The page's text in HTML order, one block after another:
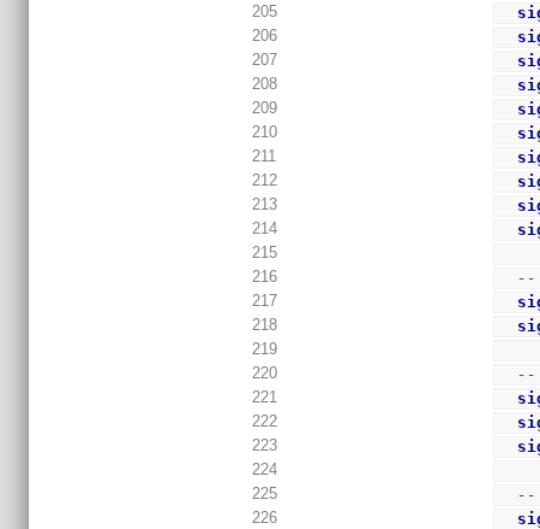
205
206
207
208
209
210
211
212
213
214
215
216
--
217
218
219
220
--
221
222
223
224
225
--
226